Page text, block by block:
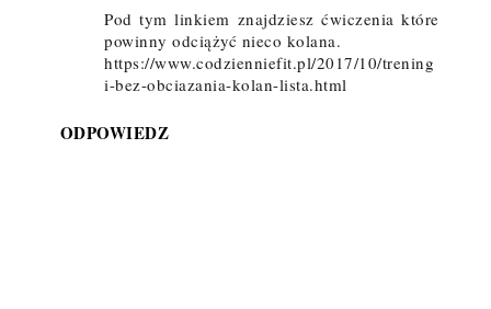
Pod tym linkiem znajdziesz ćwiczenia które
powinny odciążyć nieco kolana.
https://www.codzienniefit.pl/2017/10/trening
i-bez-obciazania-kolan-lista.html
ODPOWIEDZ